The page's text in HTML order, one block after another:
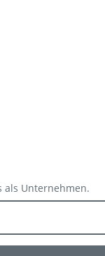
als Unternehmen.